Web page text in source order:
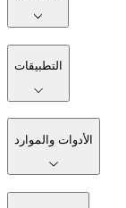
التطبيقات
الأدوات والموارد